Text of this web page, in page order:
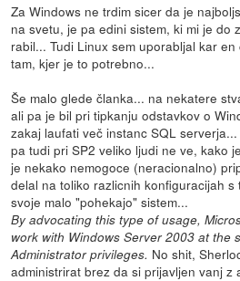
Za Windows ne trdim sicer da je
na svetu, je pa edini sistem, ki mi je do
rabil... Tudi Linux sem uporabljal kar
tam, kjer je to potrebno...
Še malo glede članka... na nekatere
ali pa je bil pri tipkanju odstavkov o
zakaj laufati več instanc SQL serverja...
pa tudi pri SP2 veliko ljudi ne ve, kako
je nekako nemogoce (neracionalno)
delal na toliko razlicnih konfiguracijah
svoje malo "pohekajo" sistem...
By advocating this type of usage,
work with Windows Server 2003 at the
Administrator privileges. No shit,
administrirat brez da si prijavljen vanj z